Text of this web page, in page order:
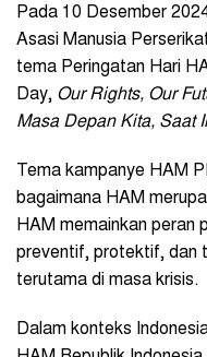
Pada 10 Desember
Asasi Manusia
tema Peringatan Hari
Day, Our Rights, Our
Masa Depan Kita, Saat
Tema kampanye HAM
bagaimana HAM
HAM memainkan peran
preventif, protektif, dan
terutama di masa krisis.
Dalam konteks